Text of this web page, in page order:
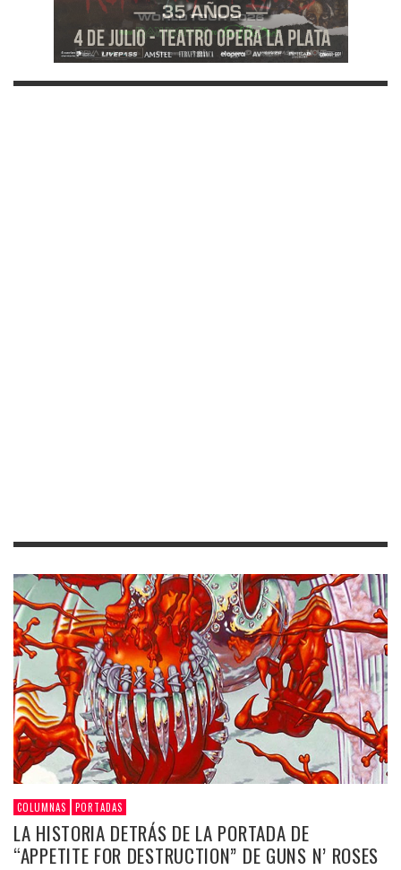
COLUMNAS PORTADAS
LA HISTORIA DETRÁS DE LA PORTADA DE
“APPETITE FOR DESTRUCTION” DE GUNS N’ ROSES